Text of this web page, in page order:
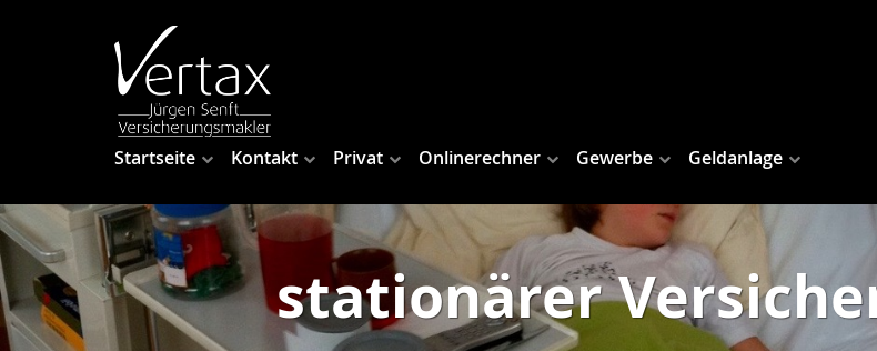
Startseite Kontakt Privat Onlinerechner Gewerbe Geldanlage
stationärer